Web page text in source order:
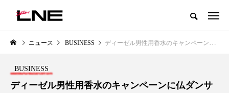
グローバルビューティ＆ヘルスケアビジネス誌
LIFESTYLE BUSINESS
ニュース BUSINESS ディーゼル男性用香水のキャンペーンに仏ダンサーLes Twins起用
BUSINESS
ディーゼル男性用香水のキャンペーンに仏ダンサ